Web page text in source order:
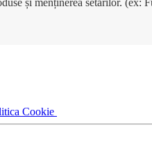
și menținerea setărilor. (ex:
Cookie